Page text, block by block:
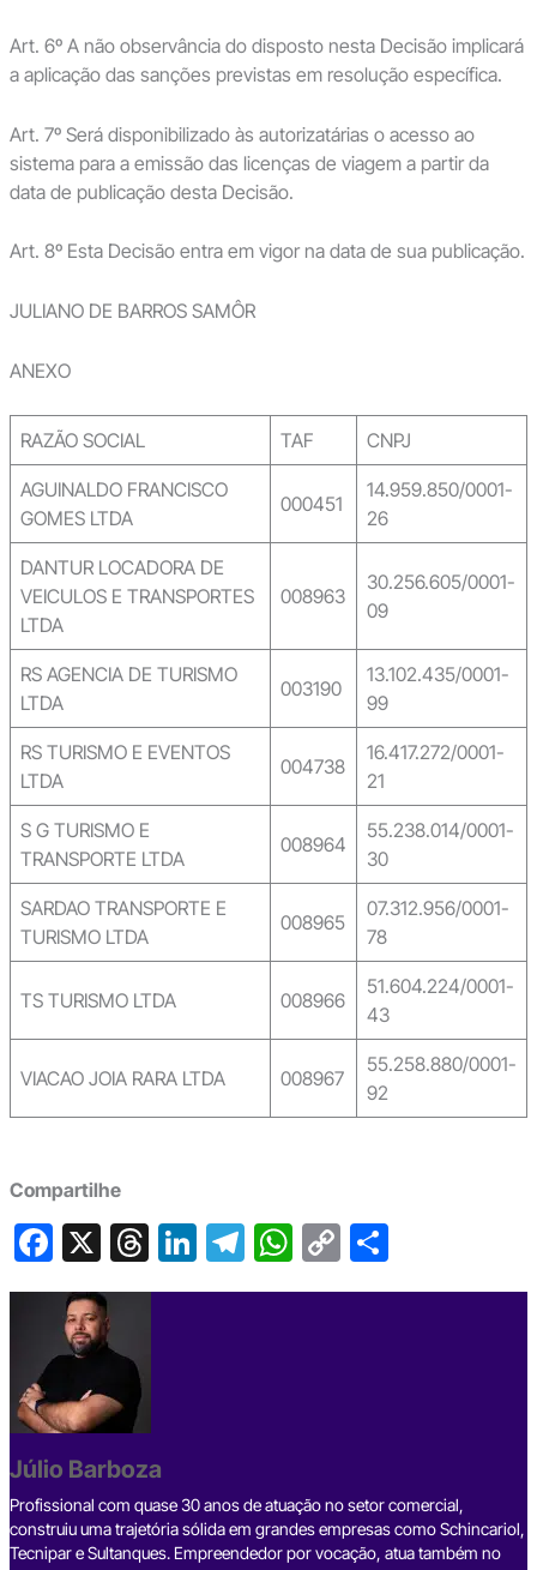
Art. 6º A não observância do disposto nesta Decisão implicará
a aplicação das sanções previstas em resolução específica.
Art. 7º Será disponibilizado às autorizatárias o acesso ao
sistema para a emissão das licenças de viagem a partir da
data de publicação desta Decisão.
Art. 8º Esta Decisão entra em vigor na data de sua publicação.
JULIANO DE BARROS SAMÔR
ANEXO
RAZÃO SOCIAL TAF CNPJ
AGUINALDO FRANCISCO
GOMES LTDA
000451
14.959.850/0001-
26
DANTUR LOCADORA DE
VEICULOS E TRANSPORTES
LTDA
008963
30.256.605/0001-
09
RS AGENCIA DE TURISMO
LTDA
003190
13.102.435/0001-
99
RS TURISMO E EVENTOS
LTDA
004738
16.417.272/0001-
21
S G TURISMO E
TRANSPORTE LTDA
008964
55.238.014/0001-
30
SARDAO TRANSPORTE E
TURISMO LTDA
008965
07.312.956/0001-
78
TS TURISMO LTDA 008966
51.604.224/0001-
43
VIACAO JOIA RARA LTDA 008967
55.258.880/0001-
92
Compartilhe
F
a
c
e
b
o
o
k
X T
hr
s
Li
n
T
el
W
h
C
o
S
h
Júlio Barboza
Profissional com quase 30 anos de atuação no setor comercial,
construiu uma trajetória sólida em grandes empresas como Schincariol,
Tecnipar e Sultanques. Empreendedor por vocação, atua também no